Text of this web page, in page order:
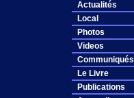
Actualités
Local
Photos
Videos
Communiqués
Le Livre
Publications